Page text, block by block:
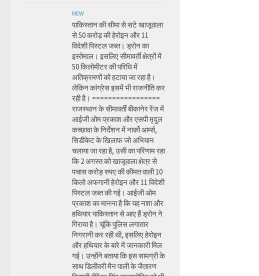
NEW
पाकिस्तान की सीमा से सटे खाजूवाला
से 50 करोड़ की हेरोइन और 11
विदेशी पिस्टल जब्त। ड्रोन का
इस्तेमाल। इसलिए सीमावर्ती क्षेत्रों में
50 किलोमीटर की परिधि में
अतिक्रमणों को हटाया जा रहा है।
लेकिन कांग्रेस इसमें भी राजनीति कर
रही है। =================
राजस्थान के सीमावर्ती बीकानेर रेंज में
आईजी ओम प्रकाश और एसपी मृदुल
कच्छावा के निर्देशन में नार्को आर्म्स,
सिडीकेट के खिलाफ जो अभियान
चलाया जा रहा है, उसी का परिणाम रहा
कि 2 अगस्त को खाजूवाला क्षेत्र से
पचास करोड़ रुपए की कीमत वाली 10
किलो अफगानी हेरोइन और 11 विदेशी
पिस्टल जब्त की गई। आईजी ओम
प्रकाश का मानना है कि यह नशा और
हथियार पाकिस्तान से आए हैं ड्रोन ने
गिराया है। चूंकि पुलिस लगातार
निगरानी कर रही थी, इसलिए हेरोइन
और हथियार के बारे में जानकारी मिल
गई। उन्होंने बताया कि इस सामग्री के
साथ डिलीवरी मैन पाली के जैतारण